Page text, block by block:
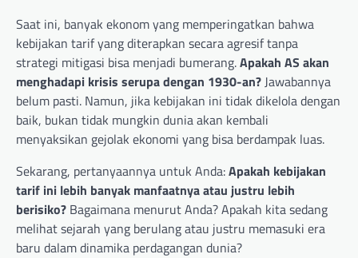
Saat ini, banyak ekonom yang memperingatkan bahwa
kebijakan tarif yang diterapkan secara agresif tanpa
strategi mitigasi bisa menjadi bumerang.Apakah AS akan
menghadapi krisis serupa dengan 1930-an?Jawabannya
belum pasti. Namun, jika kebijakan ini tidak dikelola dengan
baik, bukan tidak mungkin dunia akan kembali
menyaksikan gejolak ekonomi yang bisa berdampak luas.
Sekarang, pertanyaannya untuk Anda:Apakah kebijakan
tarif ini lebih banyak manfaatnya atau justru lebih
berisiko? Bagaimana menurut Anda? Apakah kita sedang
melihat sejarah yang berulang atau justru memasuki era
baru dalam dinamika perdagangan dunia?